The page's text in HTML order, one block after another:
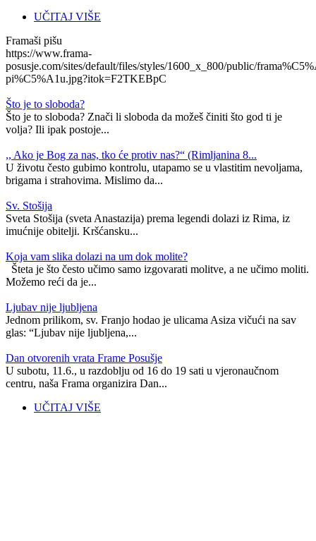
UČITAJ VIŠE
Framaši pišu
https://www.frama-
posusje.com/sites/default/files/styles/1600_x_800/public/
pi%C5%A1u.jpg?itok=F2TKEBpC
Što je to sloboda?
Što je to sloboda? Znači li sloboda da možeš činiti što god ti je
volja? Ili ipak postoje...
,, Ako je Bog za nas, tko će protiv nas?“ (Rimljanina 8...
U životu često gubimo kontrolu, utapamo se u vlastitim nevoljama,
brigama i strahovima. Mislimo da...
Sv. Stošija
Sveta Stošija (sveta Anastazija) prema legendi dolazi iz Rima, iz
imućnije obitelji. Kršćansku...
Koja vam slika dolazi na um dok molite?
Šteta je što često učimo samo izgovarati molitve, a ne učimo moliti.
Možemo reći da je...
Ljubav nije ljubljena
Jednom prilikom, sv. Franjo hodao je ulicama Asiza vičući na sav
glas: “Ljubav nije ljubljena,...
Dan otvorenih vrata Frame Posušje
U subotu, 11.6., u razdoblju od 16 do 19 sati u vjeronaučnom
centru, naša Frama organizira Dan...
UČITAJ VIŠE